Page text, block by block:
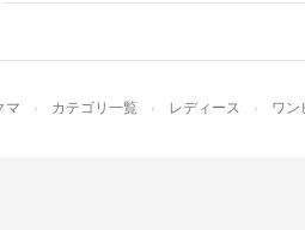
マ カテゴリ一覧 レディース ワン